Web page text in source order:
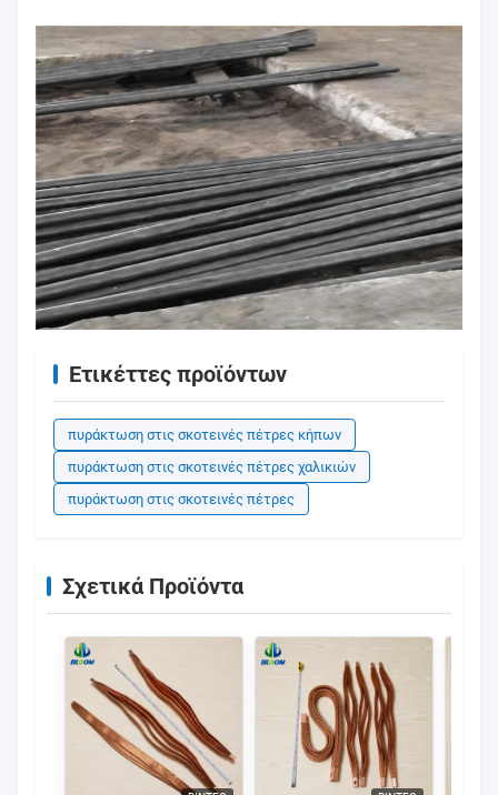
Ετικέττες προϊόντων
πυράκτωση στις σκοτεινές πέτρες κήπων
πυράκτωση στις σκοτεινές πέτρες χαλικιών
πυράκτωση στις σκοτεινές πέτρες
Σχετικά Προϊόντα